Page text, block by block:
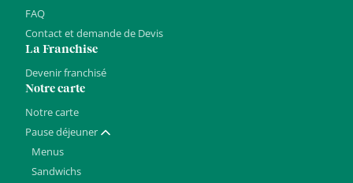
FAQ
Contact et demande de Devis
La Franchise
Devenir franchisé
Notre carte
Notre carte
Pause déjeuner Afficher / masquer
Menus
Sandwichs